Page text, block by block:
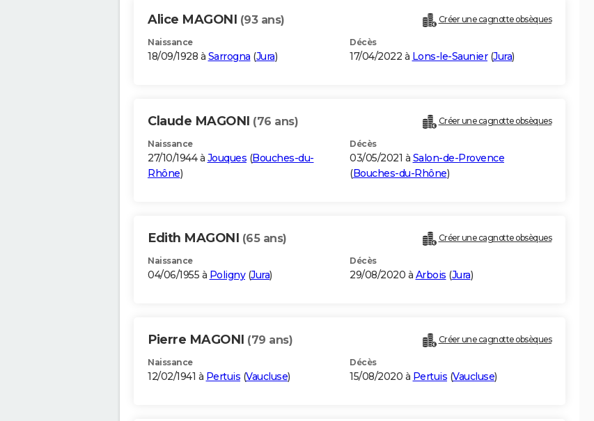
Alice MAGONI (93 ans) Créer une cagnotte obsèques
Naissance
18/09/1928 à Sarrogna (Jura)
Décès
17/04/2022 à Lons-le-Saunier(Jura)
Claude MAGONI (76 ans) Créer une cagnotte obsèques
Naissance
27/10/1944 à Jouques (Bouches-du-
Rhône)
Décès
03/05/2021 à Salon-de-Provence
(Bouches-du-Rhône)
Edith MAGONI (65 ans) Créer une cagnotte obsèques
Naissance
04/06/1955 à Poligny(Jura)
Décès
29/08/2020 à Arbois (Jura)
Pierre MAGONI (79 ans) Créer une cagnotte obsèques
Naissance
12/02/1941 à Pertuis (Vaucluse)
Décès
15/08/2020 à Pertuis (Vaucluse)